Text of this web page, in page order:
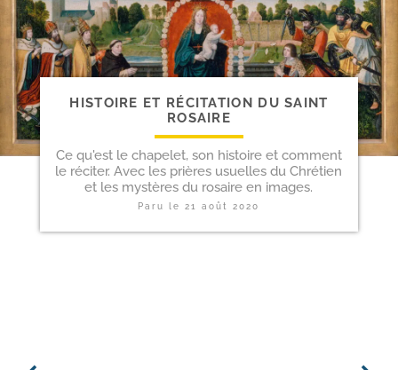
HISTOIRE ET RÉCITATION DU SAINT
ROSAIRE
Ce qu'est le chapelet, son histoire et comment
le réciter. Avec les prières usuelles du Chrétien
et les mystères du rosaire en images.
Paru le21 août 2020